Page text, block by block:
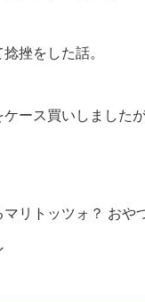
挫をした話。
ケース買いしました
リトッツォ？ おや